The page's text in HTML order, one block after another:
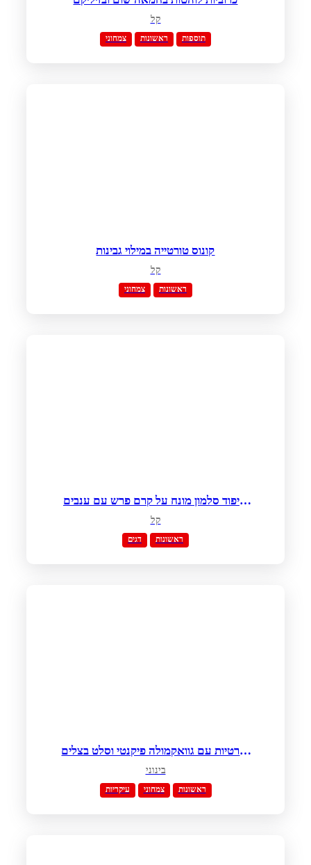
קל
צמחוני ראשונות תוספות
קונוס טורטייה במילוי גבינות
קל
צמחוני ראשונות
שיפוד סלמון מונח על קרם פרש עם ענבים
בחלב קוקוס
קל
דגים ראשונות
טורטיות עם גוואקמולה פיקנטי וסלט בצלים
סגולים
בינוני
עיקריות צמחוני ראשונות